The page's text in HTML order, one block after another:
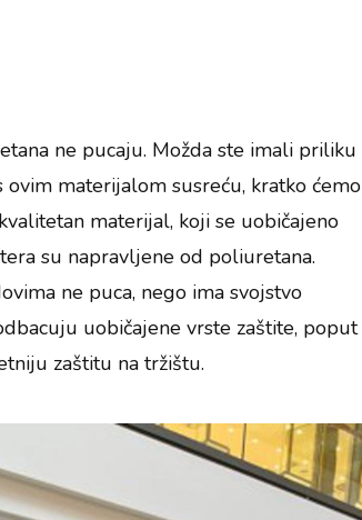
ne pucaju. Možda ste imali priliku
materijalom susreću, kratko ćemo
materijal, koji se uobičajeno
su napravljene od poliuretana.
ne puca, nego ima svojstvo
uobičajene vrste zaštite, poput
zaštitu na tržištu.